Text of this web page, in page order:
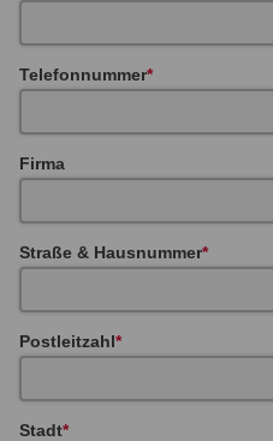
Telefonnummer
Firma
Straße & Hausnummer
Postleitzahl
Stadt